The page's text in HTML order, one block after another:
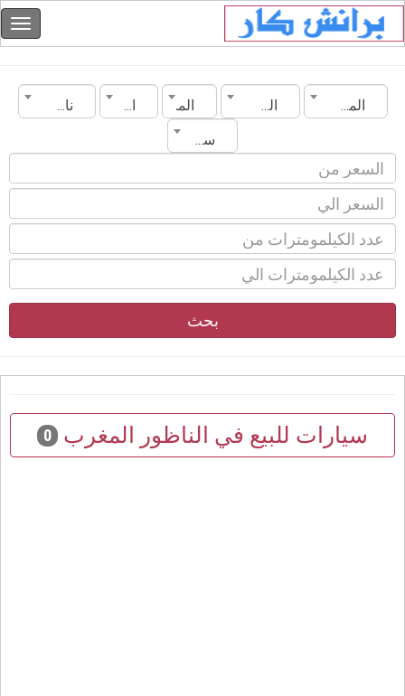
المغرب المدينة الماركة الموديل
ناقل الحركة
سنة الصنع
بحث
سيارات للبيع في الناظور المغرب 0